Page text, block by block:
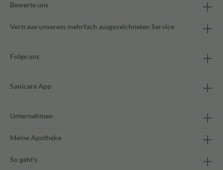
Bewerte uns
Vertraue unserem mehrfach ausgezeichneten Service
Folge uns
Sanicare App
Unternehmen
Meine Apotheke
So geht's